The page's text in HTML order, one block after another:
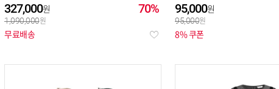
70%
327,000
1,090,000
무료배송
95,000
95,000
8% 쿠폰